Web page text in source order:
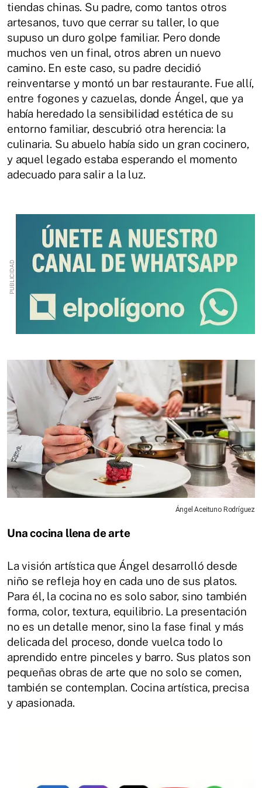
tiendas chinas. Su padre, como tantos otros
artesanos, tuvo que cerrar su taller, lo que
supuso un duro golpe familiar. Pero donde
muchos ven un final, otros abren un nuevo
camino. En este caso, su padre decidió
reinventarse y montó un bar restaurante. Fue allí,
entre fogones y cazuelas, donde Ángel, que ya
había heredado la sensibilidad estética de su
entorno familiar, descubrió otra herencia: la
culinaria. Su abuelo había sido un gran cocinero,
y aquel legado estaba esperando el momento
adecuado para salir a la luz.
Ángel Aceituno Rodríguez
Una cocina llena de arte
La visión artística que Ángel desarrolló desde
niño se refleja hoy en cada uno de sus platos.
Para él, la cocina no es solo sabor, sino también
forma, color, textura, equilibrio. La presentación
no es un detalle menor, sino la fase final y más
delicada del proceso, donde vuelca todo lo
aprendido entre pinceles y barro. Sus platos son
pequeñas obras de arte que no solo se comen,
también se contemplan. Cocina artística, precisa
y apasionada.